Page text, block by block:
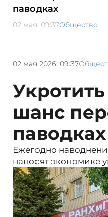
паводках
02 мая, 09:37Общество
02 мая 2026, 09:37
шанс
паводках
Ежегодно
наносят экономике